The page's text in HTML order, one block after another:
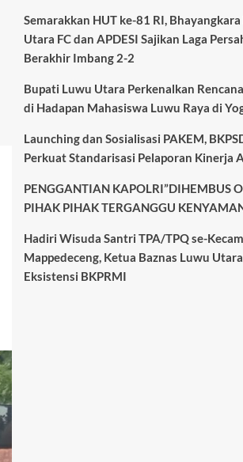
Semarakkan HUT ke-81 RI,
Utara FC dan APDESI Sajikan Laga
Berakhir Imbang 2-2
Bupati Luwu Utara Perkenalkan
di Hadapan Mahasiswa Luwu Raya di
Launching dan Sosialisasi PAKEM,
Perkuat Standarisasi Pelaporan Kinerja
PENGGANTIAN KAPOLRI”DIHEMBUS
PIHAK PIHAK TERGANGGU
Hadiri Wisuda Santri TPA/TPQ se-
Mappedeceng, Ketua Baznas Luwu
Eksistensi BKPRMI